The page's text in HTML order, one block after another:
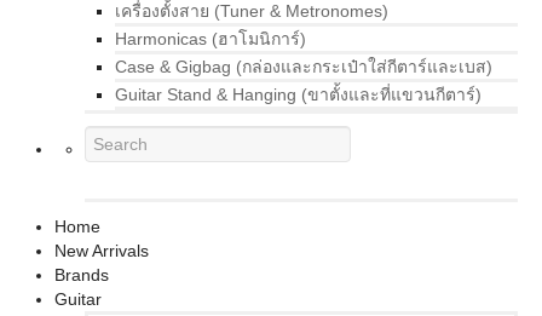
เครื่องตั้งสาย (Tuner & Metronomes)
Harmonicas (ฮาโมนิการ์)
Case & Gigbag (กล่องและกระเป๋าใส่กีตาร์และเบส)
Guitar Stand & Hanging (ขาตั้งและที่แขวนกีตาร์)
Home
New Arrivals
Brands
Guitar